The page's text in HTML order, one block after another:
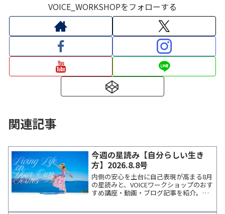
VOICE_WORKSHOPをフォローする
関連記事
今週の星読み【自分らしい生き
方】2026.8.8号
内側の安心を土台に自己表現が高まる8月
の星読みと、VOICEワークショップのおす
すめ講座・動画・ブログ記事を紹介。週